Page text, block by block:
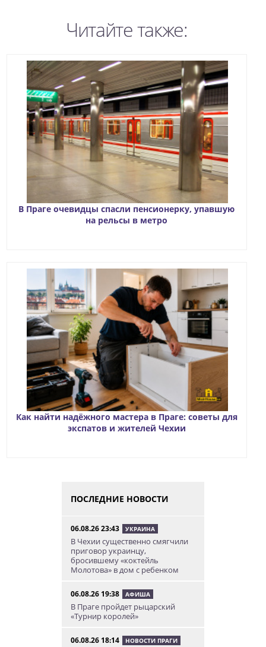
Читайте также:
В Праге очевидцы спасли пенсионерку, упавшую
на рельсы в метро
Как найти надёжного мастера в Праге: советы для
экспатов и жителей Чехии
ПОСЛЕДНИЕ НОВОСТИ
06.08.26 23:43 УКРАИНА
В Чехии существенно смягчили
приговор украинцу,
бросившему «коктейль
Молотова» в дом с ребенком
06.08.26 19:38 АФИША
В Праге пройдет рыцарский
«Турнир королей»
06.08.26 18:14 НОВОСТИ ПРАГИ